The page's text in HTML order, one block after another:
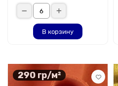
В корзину
290 гр/м²